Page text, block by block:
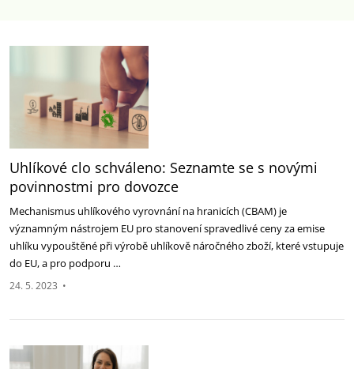
Uhlíkové clo schváleno: Seznamte se s novými
povinnostmi pro dovozce
Mechanismus uhlíkového vyrovnání na hranicích (CBAM) je
významným nástrojem EU pro stanovení spravedlivé ceny za emise
uhlíku vypouštěné při výrobě uhlíkově náročného zboží, které vstupuje
do EU, a pro podporu …
24. 5. 2023 •